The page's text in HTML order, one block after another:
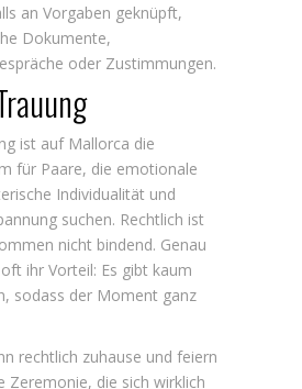
an Vorgaben geknüpft,
Dokumente,
oder Zustimmungen.
ist auf Mallorca die
für Paare, die emotionale
Individualität und
suchen. Rechtlich ist
nicht bindend. Genau
ihr Vorteil: Es gibt kaum
sodass der Moment ganz
rechtlich zuhause und feiern
Zeremonie, die sich wirklich